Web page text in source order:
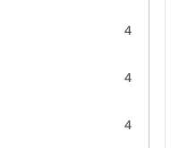
4
4
4